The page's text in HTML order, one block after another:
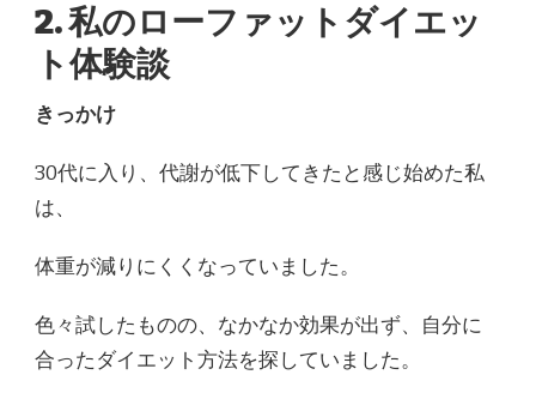
2. 私のローファットダイエッ
ト体験談
きっかけ
30代に入り、代謝が低下してきたと感じ始めた私
は、
体重が減りにくくなっていました。
色々試したものの、なかなか効果が出ず、自分に
合ったダイエット方法を探していました。